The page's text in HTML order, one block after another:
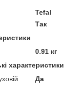
Tefal
Так
0.91 кг
характеристики
Да